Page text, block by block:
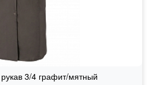
3/4 графит/мятный